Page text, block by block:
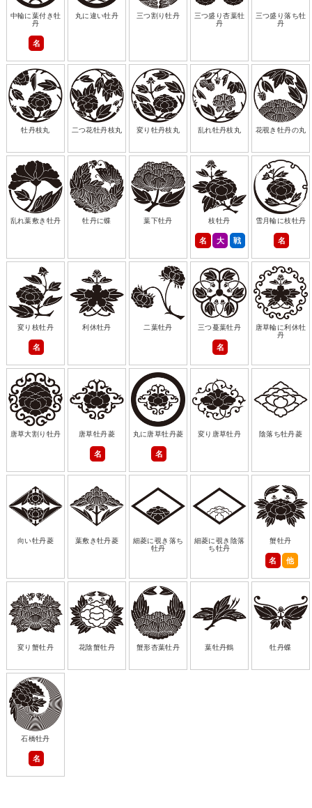
中輪に葉付き牡
丹
名
丸に違い牡丹 三つ割り牡丹
三つ盛り杏葉牡
丹
三つ盛り落ち牡
丹
牡丹枝丸 二つ花牡丹枝丸 変り牡丹枝丸 乱れ牡丹枝丸 花覗き牡丹の丸
乱れ葉敷き牡丹 牡丹に蝶 葉下牡丹 枝牡丹
名 大 戦
雪月輪に枝牡丹
名
変り枝牡丹
名
利休牡丹 二葉牡丹 三つ蔓葉牡丹
名
唐草輪に利休牡
丹
唐草大割り牡丹 唐草牡丹菱
名
丸に唐草牡丹菱
名
変り唐草牡丹 陰落ち牡丹菱
向い牡丹菱 葉敷き牡丹菱
細菱に覗き落ち
牡丹
細菱に覗き陰落
ち牡丹
蟹牡丹
名 他
変り蟹牡丹 花陰蟹牡丹 蟹形杏葉牡丹 葉牡丹鶴 牡丹蝶
石橋牡丹
名